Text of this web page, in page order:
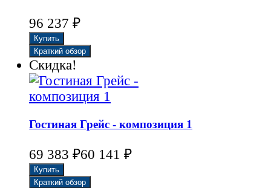
96 237 ₽
Скидка!
Гостиная Грейс - композиция 1
69 383 ₽60 141 ₽